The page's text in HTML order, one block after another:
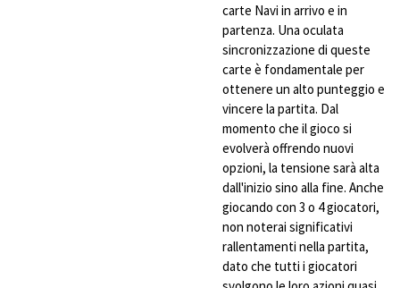
carte Navi in arrivo e in
partenza. Una oculata
sincronizzazione di queste
carte è fondamentale per
ottenere un alto punteggio e
vincere la partita. Dal
momento che ilgioco si
evolverà offrendo nuovi
opzioni, la tensione sarà alta
dall'inizio sino alla fine. Anche
giocando con 3 o 4giocatori,
non noterai significativi
rallentamenti nella partita,
dato che tutti i giocatori